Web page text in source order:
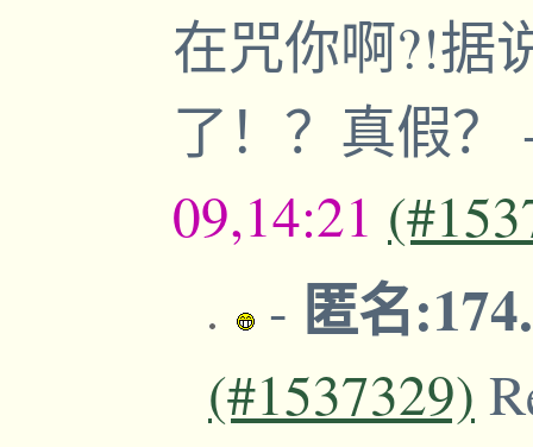
在咒你啊?!据
了！？真假？
09,14:21
- 匿名
(#1537329)